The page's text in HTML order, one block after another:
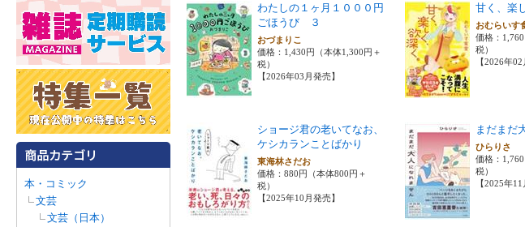
本・コミック
文芸
文芸（日本）
わたしの１ヶ月１０００円
ごほうび ３
おづまりこ
価格：1,430円（本体1,300円＋
税）
【2026年03月発売】
甘く、楽
おむらいす
価格：
税）
【2026年02
ショージ君の老いてなお、
ケシカランことばかり
東海林さだお
価格：880円（本体800円＋
税）
【2025年10月発売】
まだまだ
ひらりさ
価格：
税）
【2025年11